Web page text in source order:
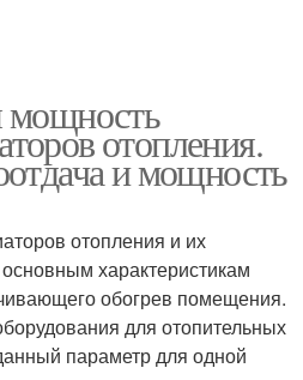
мощность
отопления.
и мощность
отопления и их
характеристикам
обогрев помещения.
для отопительных
параметр для одной